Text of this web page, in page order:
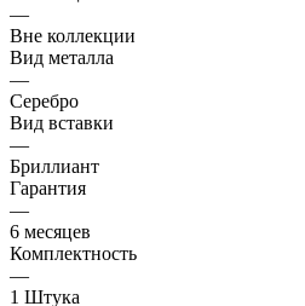
—
Вне коллекции
Вид металла
—
Серебро
Вид вставки
—
Бриллиант
Гарантия
—
6 месяцев
Комплектность
—
1 Штука